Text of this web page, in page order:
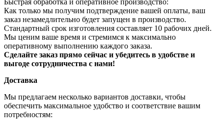
Как только мы получим подтверждение вашей оплаты, ваш
заказ незамедлительно будет запущен в производство.
Стандартный срок изготовления составляет 10 рабочих дней.
Мы ценим ваше время и стремимся к максимально
оперативному выполнению каждого заказа.
Сделайте заказ прямо сейчас и убедитесь в удобстве и
выгоде сотрудничества с нами!
Доставка
Мы предлагаем несколько вариантов доставки, чтобы
обеспечить максимальное удобство и соответствие вашим
потребностям: